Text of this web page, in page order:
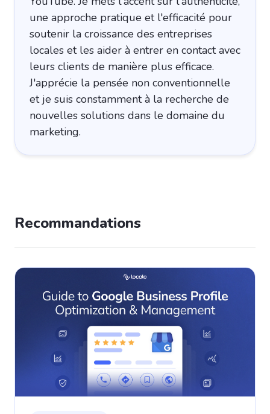
une approche pratique et l'efficacité pour
soutenir la croissance des entreprises
locales et les aider à entrer en contact avec
leurs clients de manière plus efficace.
J'apprécie la pensée non conventionnelle
et je suis constamment à la recherche de
nouvelles solutions dans le domaine du
marketing.
Recommandations